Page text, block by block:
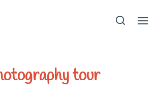
tour